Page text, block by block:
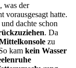
was der
vorausgesagt hatte.
dachte schon
. Da
zu
kam kein Wasser